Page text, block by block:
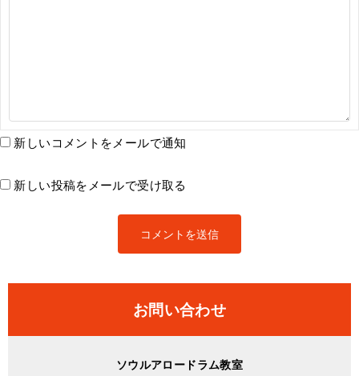
新しいコメントをメールで通知
新しい投稿をメールで受け取る
お問い合わせ
ソウルアロードラム教室